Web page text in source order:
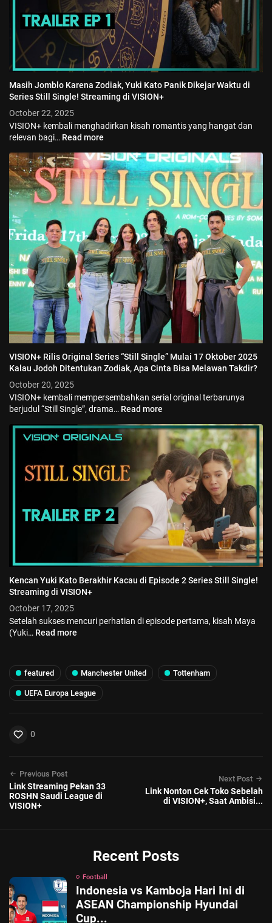
Masih Jomblo Karena Zodiak, Yuki Kato Panik Dikejar Waktu di
Series Still Single! Streaming di VISION+
October 22, 2025
VISION+ kembali menghadirkan kisah romantis yang hangat dan
relevan bagi… Read more
VISION+ Rilis Original Series “Still Single” Mulai 17 Oktober 2025
Kalau Jodoh Ditentukan Zodiak, Apa Cinta Bisa Melawan Takdir?
October 20, 2025
VISION+ kembali mempersembahkan serial original terbarunya
berjudul “Still Single”, drama… Read more
Kencan Yuki Kato Berakhir Kacau di Episode 2 Series Still Single!
Streaming di VISION+
October 17, 2025
Setelah sukses mencuri perhatian di episode pertama, kisah Maya
(Yuki… Read more
featured Manchester United Tottenham
UEFA Europa League
0
Previous Post
Link Streaming Pekan 33
ROSHN Saudi League di
VISION+
Next Post
Link Nonton Cek Toko Sebelah
di VISION+, Saat Ambisi...
Recent Posts
Football
Indonesia vs Kamboja Hari Ini di
ASEAN Championship Hyundai
Cup...